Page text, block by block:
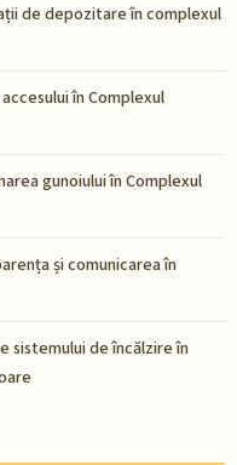
de depozitare în complexul
în Complexul
gunoiului în Complexul
și comunicarea în
sistemului de încălzire în